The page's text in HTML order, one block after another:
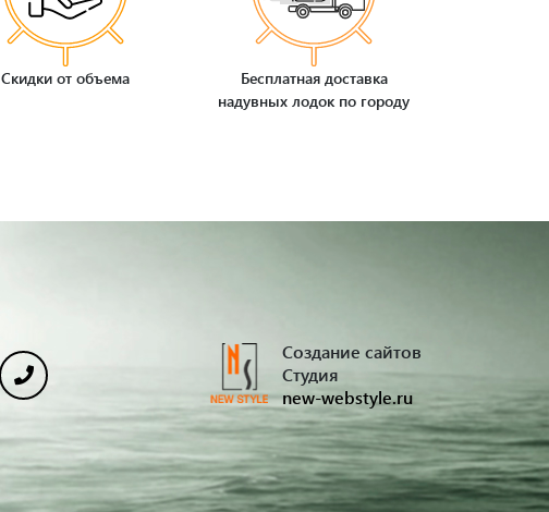
Скидки от объема
Бесплатная доставка
надувных лодок по городу
Создание сайтов
Студия
new-webstyle.ru